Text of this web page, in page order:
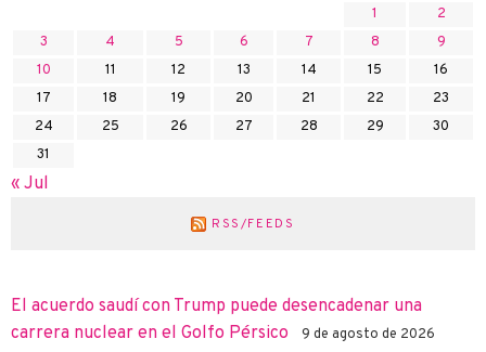
1
2
3
4 5 6 7 8
9
10
11 12 13 14 15
16
17
18 19 20 21 22
23
24
25 26 27 28 29
30
31
« Jul
RSS/FEEDS
El acuerdo saudí con Trump puede desencadenar una
carrera nuclear en el Golfo Pérsico
9 de agosto de 2026